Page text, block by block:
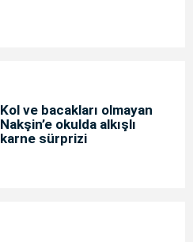
Kol ve bacakları olmayan
Nakşin’e okulda alkışlı
karne sürprizi